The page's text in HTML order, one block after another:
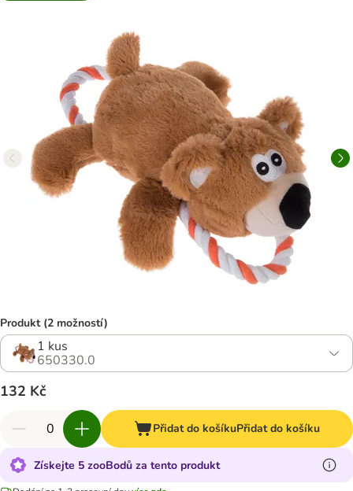
Produkt (2 možností)
1 kus
650330.0
132 Kč
Přidat do košíkuPřidat do košíku
Získejte 5 zooBodů za tento produkt